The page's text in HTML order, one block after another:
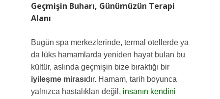
Geçmişin Buharı, Günümüzün Terapi
Alanı
Bugün spa merkezlerinde, termal otellerde ya
da lüks hamamlarda yeniden hayat bulan bu
kültür, aslında geçmişin bize bıraktığı bir
iyileşme mirasıdır. Hamam, tarih boyunca
yalnızca hastalıkları değil, insanın kendini